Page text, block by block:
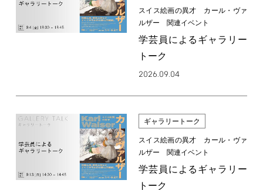
スイス絵画の異才 カール・ヴァ
ルザー 関連イベント
学芸員によるギャラリー
トーク
2026.09.04
ギャラリートーク
スイス絵画の異才 カール・ヴァ
ルザー 関連イベント
学芸員によるギャラリー
トーク